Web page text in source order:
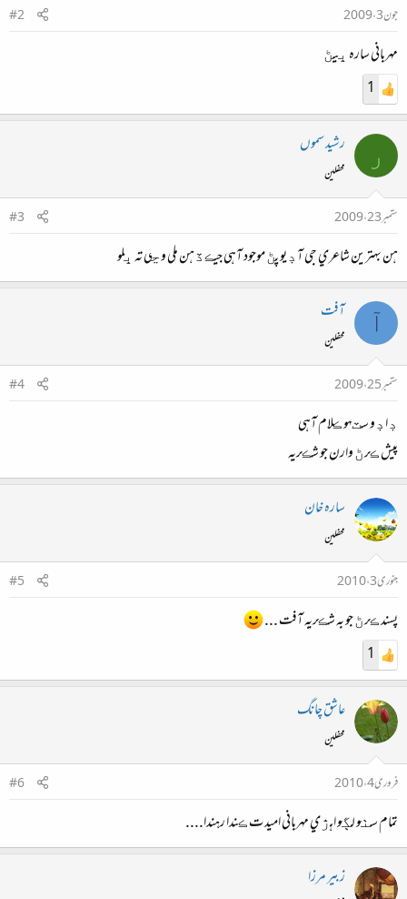
جون 3، 2009
#2
مهرباني ساره ڀيڻ
1
ر رشيد سموں
محفلین
ستمبر 23، 2009
#3
هن بهترين شاعري جي آڊيو پڻ موجود آهي جيڪڏهن ملي وڃي ته ڀلو
آ آفت
محفلین
ستمبر 25، 2009
#4
ڊاڊو سٽهو ڪلام آهي
پيش ڪرڻ وارن جو شڪريه
سارہ خان
محفلین
جنوری 3، 2010
#5
پسند ڪرڻ جو به شڪريه آفت ...
1
عاشق چانگ
محفلین
فروری 4، 2010
#6
تمام سٺو لڳو اهڙي مهرباني اميد ت ڪندا رهندا....
زبیر مرزا